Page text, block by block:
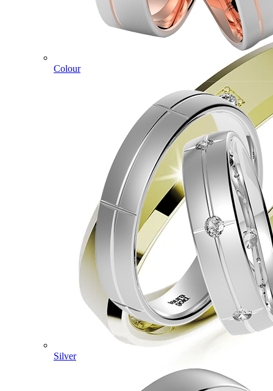
Colour
Silver